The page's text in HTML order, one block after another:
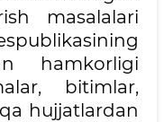
masalalari
hamkorligi
bitimlar,
hujjatlardan